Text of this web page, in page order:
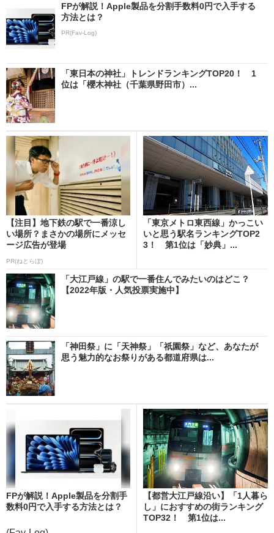
FPが解説！Apple製品を分割手数料0円で入手する
方法とは？
PR(Fav-Log)
「東日本の神社」トレンドランキングTOP20！ 1
位は「櫻木神社（千葉県野田市）...
【注目】地下鉄の駅で一番涼し
い場所？まさかの場所にメッセ
ージ広告が登場
PR(ねとらぼ)
「東京メトロ東西線」かっこい
いと思う駅名ランキングTOP2
3！ 第1位は「妙典」...
「大江戸線」の駅で一番住んでみたいのはどこ？
【2022年版・人気投票実施中】
「神田祭」に「天神祭」「祇園祭」など、あなたが
思う魅力的なお祭りがある都道府県は...
FPが解説！Apple製品を分割手
数料0円で入手する方法とは？
【都営大江戸線沿い】「1人暮ら
し」におすすめの街ランキング
TOP32！ 第1位は...